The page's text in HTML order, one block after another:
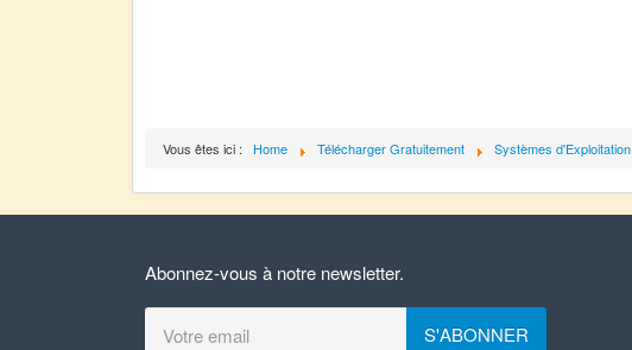
Vous êtes ici : Home Télécharger Gratuitement Systèmes d'Exploitation
Abonnez-vous à notre newsletter.
S'ABONNER